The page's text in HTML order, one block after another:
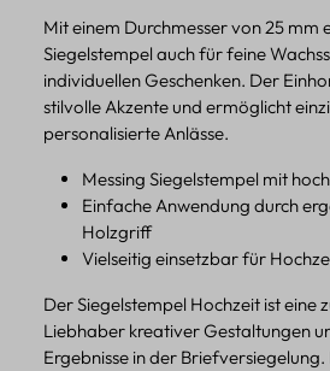
Mit einem Durchmesser von 25 mm
Siegelstempel auch für feine
individuellen Geschenken. Der
stilvolle Akzente und ermöglicht
personalisierte Anlässe.
Messing Siegelstempel mit
Einfache Anwendung durch
Holzgriff
Vielseitig einsetzbar für
Der Siegelstempel Hochzeit ist eine
Liebhaber kreativer Gestaltungen
Ergebnisse in der Briefversiegelung.